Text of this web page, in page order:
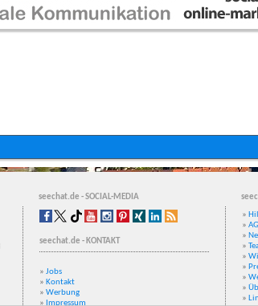
seechat.de - SOCIAL-MEDIA
seechat.de - KONTAKT
» Jobs
» Kontakt
» Werbung
» Impressum
»
»
»
»
»
»
»
»
»